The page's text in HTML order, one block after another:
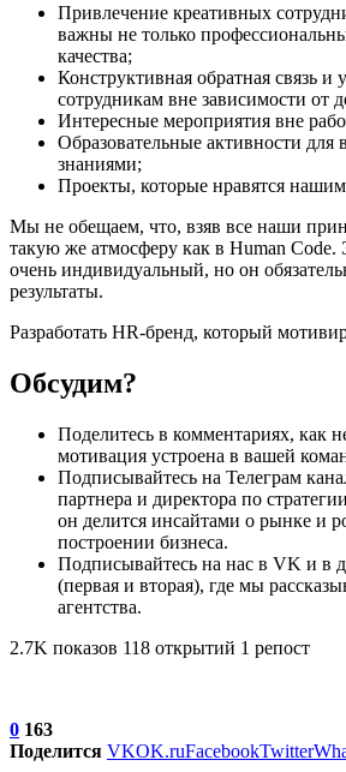
Привлечение креативных
важны не только
качества;
Конструктивная обратная связь и
сотрудникам вне зависимости от
Интересные мероприятия вне
Образовательные активности
знаниями;
Проекты, которые нравятся
Мы не обещаем, что, взяв все наши
такую же атмосферу как в Human Code.
очень индивидуальный, но он
результаты.
Разработать HR-бренд, который
Обсудим?
Поделитесь в комментариях, как
мотивация устроена в вашей
Подписывайтесь на Телеграм
партнера и директора по
он делится инсайтами о рынке и
построении бизнеса.
Подписывайтесь на нас в VK и в
(первая и вторая), где мы
агентства.
2.7K показов 118 открытий 1 репост
0 163
Поделится VKOK.ruFacebookTwitter